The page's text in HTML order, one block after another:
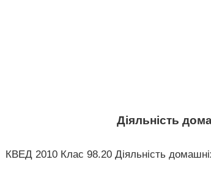
Діяльність
КВЕД 2010 Клас 98.20 Діяльність